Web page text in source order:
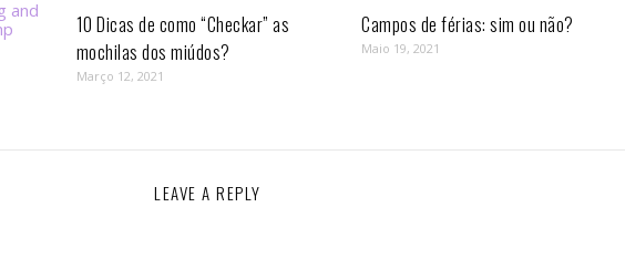
10 Dicas de como “Checkar” as
mochilas dos miúdos?
Março 12, 2021
Campos de férias: sim ou não?
Maio 19, 2021
LEAVE A REPLY